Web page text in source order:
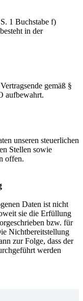
1 Buchstabe f)
in der
gemäß §
aufbewahrt.
unseren steuerlichen
Stellen sowie
offen.
Daten ist nicht
sie die Erfüllung
bzw. für
Nichtbereitstellung
zur Folge, dass der
werden